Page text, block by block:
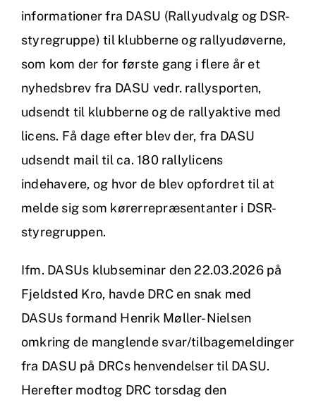
informationer fra DASU (Rallyudvalg og DSR-
styregruppe) til klubberne og rallyudøverne,
som kom der for første gang i flere år et
nyhedsbrev fra DASU vedr. rallysporten,
udsendt til klubberne og de rallyaktive med
licens. Få dage efter blev der, fra DASU
udsendt mail til ca. 180 rallylicens
indehavere, og hvor de blev opfordret til at
melde sig som kørerrepræsentanter i DSR-
styregruppen.
Ifm. DASUs klubseminar den 22.03.2026 på
Fjeldsted Kro, havde DRC en snak med
DASUs formand Henrik Møller-Nielsen
omkring de manglende svar/tilbagemeldinger
fra DASU på DRCs henvendelser til DASU.
Herefter modtog DRC torsdag den